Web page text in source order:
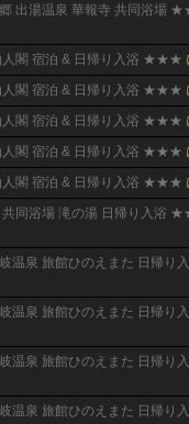
郷 出湯温泉 華報寺 共同浴場
人閣 宿泊 & 日帰り入浴 ★★★
人閣 宿泊 & 日帰り入浴 ★★★
人閣 宿泊 & 日帰り入浴 ★★★
人閣 宿泊 & 日帰り入浴 ★★★
人閣 宿泊 & 日帰り入浴 ★★★
共同浴場 滝の湯 日帰り入
岐温泉 旅館ひのえまた 日帰
岐温泉 旅館ひのえまた 日帰
岐温泉 旅館ひのえまた 日帰
岐温泉 旅館ひのえまた 日帰